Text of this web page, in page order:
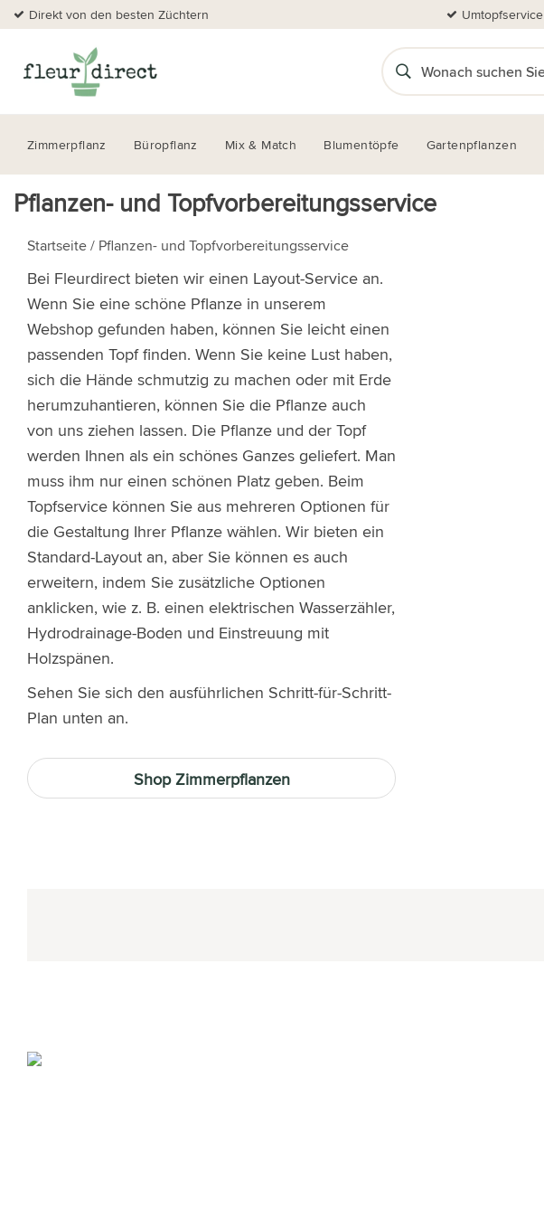
Direkt von den besten Züchtern Umtopfservice
Zimmerpflanz Büropflanz Mix & Match Blumentöpfe Gartenpflanzen
Pflanzen- und Topfvorbereitungsservice
Startseite/ Pflanzen- und Topfvorbereitungsservice
Bei Fleurdirect bieten wir einen Layout-Service an.
Wenn Sie eine schöne Pflanze in unserem
Webshop gefunden haben, können Sie leicht einen
passenden Topf finden. Wenn Sie keine Lust haben,
sich die Hände schmutzig zu machen oder mit Erde
herumzuhantieren, können Sie die Pflanze auch
von uns ziehen lassen. Die Pflanze und der Topf
werden Ihnen als ein schönes Ganzes geliefert. Man
muss ihm nur einen schönen Platz geben. Beim
Topfservice können Sie aus mehreren Optionen für
die Gestaltung Ihrer Pflanze wählen. Wir bieten ein
Standard-Layout an, aber Sie können es auch
erweitern, indem Sie zusätzliche Optionen
anklicken, wie z. B. einen elektrischen Wasserzähler,
Hydrodrainage-Boden und Einstreuung mit
Holzspänen.
Sehen Sie sich den ausführlichen Schritt-für-Schritt-
Plan unten an.
Shop Zimmerpflanzen